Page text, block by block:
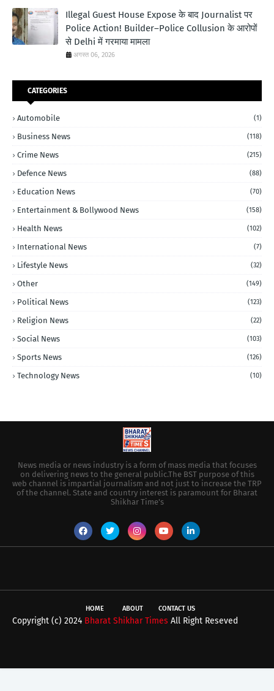
Illegal Guest House Expose के बाद Journalist पर
Police Action! Builder–Police Collusion के आरोपों
से Delhi में गरमाया मामला
अगस्त 06, 2026
CATEGORIES
Automobile (1)
Business News (118)
Crime News (215)
Defence News (88)
Education News (70)
Entertainment & Bollywood News (158)
Health News (102)
International News (7)
Lifestyle News (32)
Other (149)
Political News (123)
Religion News (22)
Social News (103)
Sports News (126)
Technology News (10)
News media or news industry is a form of mass media that focuses
on delivering news to the general public.The BST purpose of this
web channel is impartial journalism and not just to increase the TRP
of the channel. State and country interest is paramount for Bharat
Shikhar Time's
HOME ABOUT CONTACT US
Copyright (c) 2024 Bharat Shikhar Times All Right Reseved